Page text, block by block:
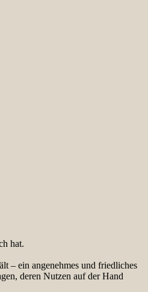
hat.
– ein angenehmes und friedliches
deren Nutzen auf der Hand